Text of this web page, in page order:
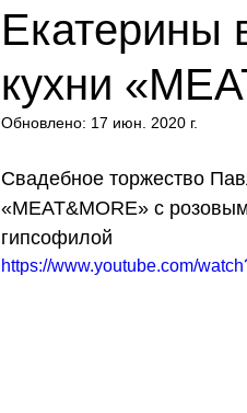
Екатерины
кухни
Обновлено: 17 июн. 2020 г.
Свадебное торжество
«MEAT&MORE» с
гипсофилой
https://www.youtube.com/